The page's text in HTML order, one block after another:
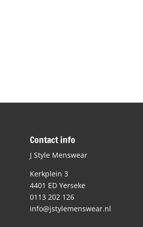
Contact info
J Style Menswear
Kerkplein 3
4401 ED Yerseke
0113 202 126
info@jstylemenswear.nl